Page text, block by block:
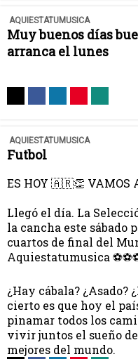
AQUIESTATUMUSICA
Muy buenos días
arranca el lunes
AQUIESTATUMUSICA
Futbol
ES HOY 🇦🇷👏 VAMOS
Llegó el día. La
la cancha este sábado
cuartos de final del
Aquiestatumusica
¿Hay cábala? ¿Asado?
cierto es que hoy el
pinamar todos los
vivir juntos el sueño
mejores del mundo.